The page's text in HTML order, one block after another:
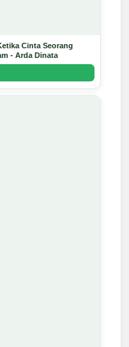
Cinta Seorang
- Arda Dinata